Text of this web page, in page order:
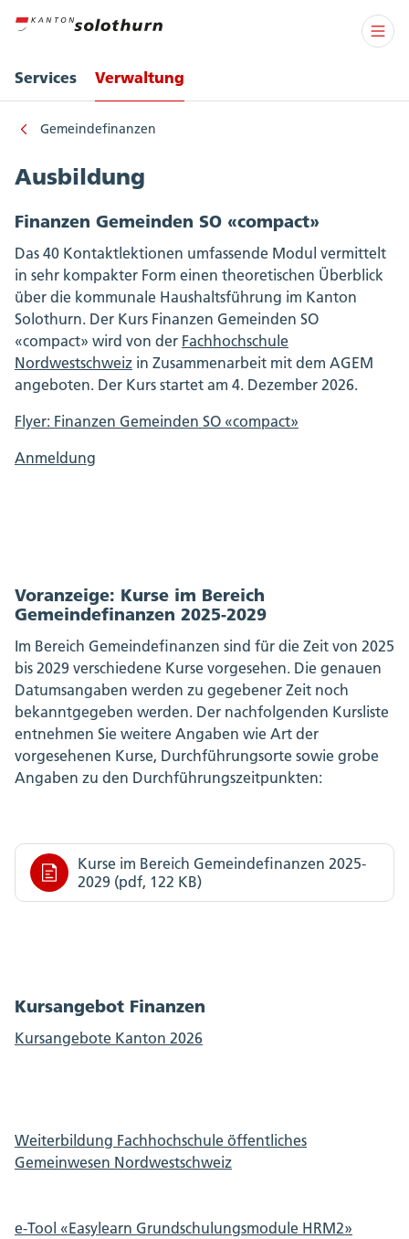
Services Verwaltung
Gemeindefinanzen
Ausbildung
Finanzen Gemeinden SO «compact»
Das 40 Kontaktlektionen umfassende Modul vermittelt
in sehr kompakter Form einen theoretischen Überblick
über die kommunale Haushaltsführung im Kanton
Solothurn. Der Kurs Finanzen Gemeinden SO
«compact» wird von der Fachhochschule
Nordwestschweiz in Zusammenarbeit mit dem AGEM
angeboten. Der Kurs startet am 4. Dezember 2026.
Flyer: Finanzen Gemeinden SO «compact»
Anmeldung
Voranzeige: Kurse im Bereich
Gemeindefinanzen 2025-2029
Im Bereich Gemeindefinanzen sind für die Zeit von 2025
bis 2029 verschiedene Kurse vorgesehen. Die genauen
Datumsangaben werden zu gegebener Zeit noch
bekanntgegeben werden. Der nachfolgenden Kursliste
entnehmen Sie weitere Angaben wie Art der
vorgesehenen Kurse, Durchführungsorte sowie grobe
Angaben zu den Durchführungszeitpunkten:
Kurse im Bereich Gemeindefinanzen 2025-
2029 (pdf, 122 KB)
Kursangebot Finanzen
Kursangebote Kanton 2026
Weiterbildung Fachhochschule öffentliches
Gemeinwesen Nordwestschweiz
e-Tool «Easylearn Grundschulungsmodule HRM2»